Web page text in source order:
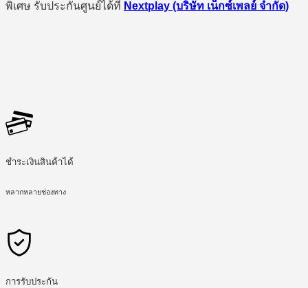
พิเศษ รับประกันศูนย์ได้ที่ Nextplay (บริษัท เน็กซ์เพลย์ จำกัด)
ชำระเงินสินค้าได้
หลากหลายช่องทาง
การรับประกัน